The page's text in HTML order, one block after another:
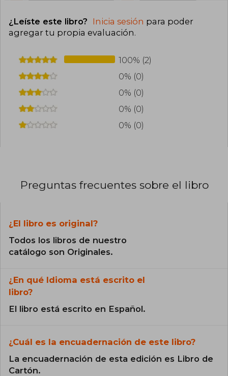
¿Leíste este libro? Inicia sesión para poder
agregar tu propia evaluación.
100% (2)
0% (0)
0% (0)
0% (0)
0% (0)
Preguntas frecuentes sobre el libro
¿El libro es original?
Todos los libros de nuestro
catálogo son Originales.
¿En qué Idioma está escrito el
libro?
El libro está escrito en Español.
¿Cuál es la encuadernación de este libro?
La encuadernación de esta edición es Libro de
Cartón.